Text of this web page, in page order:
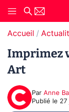
Accueil
Imprimez
Art
Par Anne
Publié le 27